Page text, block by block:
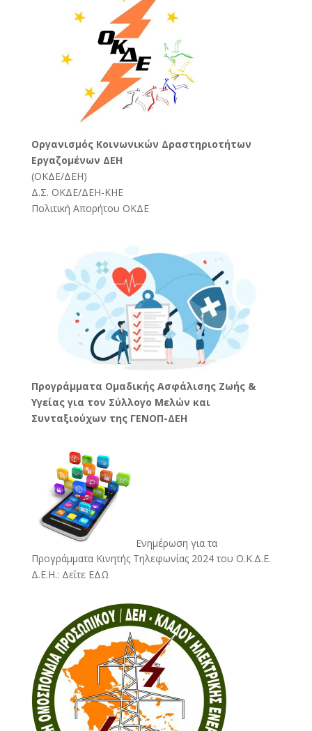
Oργανισμός Κοινωνικών Δραστηριοτήτων
Εργαζομένων ΔΕΗ
(ΟΚΔΕ/ΔΕΗ)
Δ.Σ. ΟΚΔΕ/ΔΕΗ-ΚΗΕ
Πολιτική Απορήτου ΟΚΔΕ
Προγράμματα Ομαδικής Ασφάλισης Ζωής &
Υγείας για τον Σύλλογο Μελών και
Συνταξιούχων της ΓΕΝΟΠ-ΔΕΗ
Ενημέρωση για τα
Προγράμματα Κινητής Τηλεφωνίας 2024 του Ο.Κ.Δ.Ε.
Δ.Ε.Η.: Δείτε ΕΔΩ